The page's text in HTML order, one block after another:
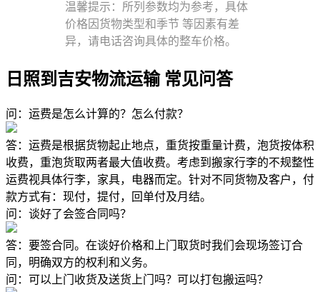
温馨提示：所列参数均为参考，具体
价格因货物类型和季节 等因素有差
异，请电话咨询具体的整车价格。
日照到吉安物流运输 常见问答
问：运费是怎么计算的？怎么付款？
答：运费是根据货物起止地点，重货按重量计费，泡货按体积
收费，重泡货取两者最大值收费。考虑到搬家行李的不规整性
运费视具体行李，家具，电器而定。针对不同货物及客户，付
款方式有：现付，提付，回单付及月结。
问：谈好了会签合同吗？
答：要签合同。在谈好价格和上门取货时我们会现场签订合
同，明确双方的权利和义务。
问：可以上门收货及送货上门吗？可以打包搬运吗？